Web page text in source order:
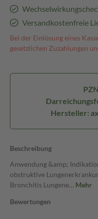
Versandkostenfreie
Bei der Einlösung eines
gesetzlichen Zuzahlungen
Hersteller:
Beschreibung
Anwendung &amp;
obstruktive
Bronchitis Lungene… Mehr
Bewertungen